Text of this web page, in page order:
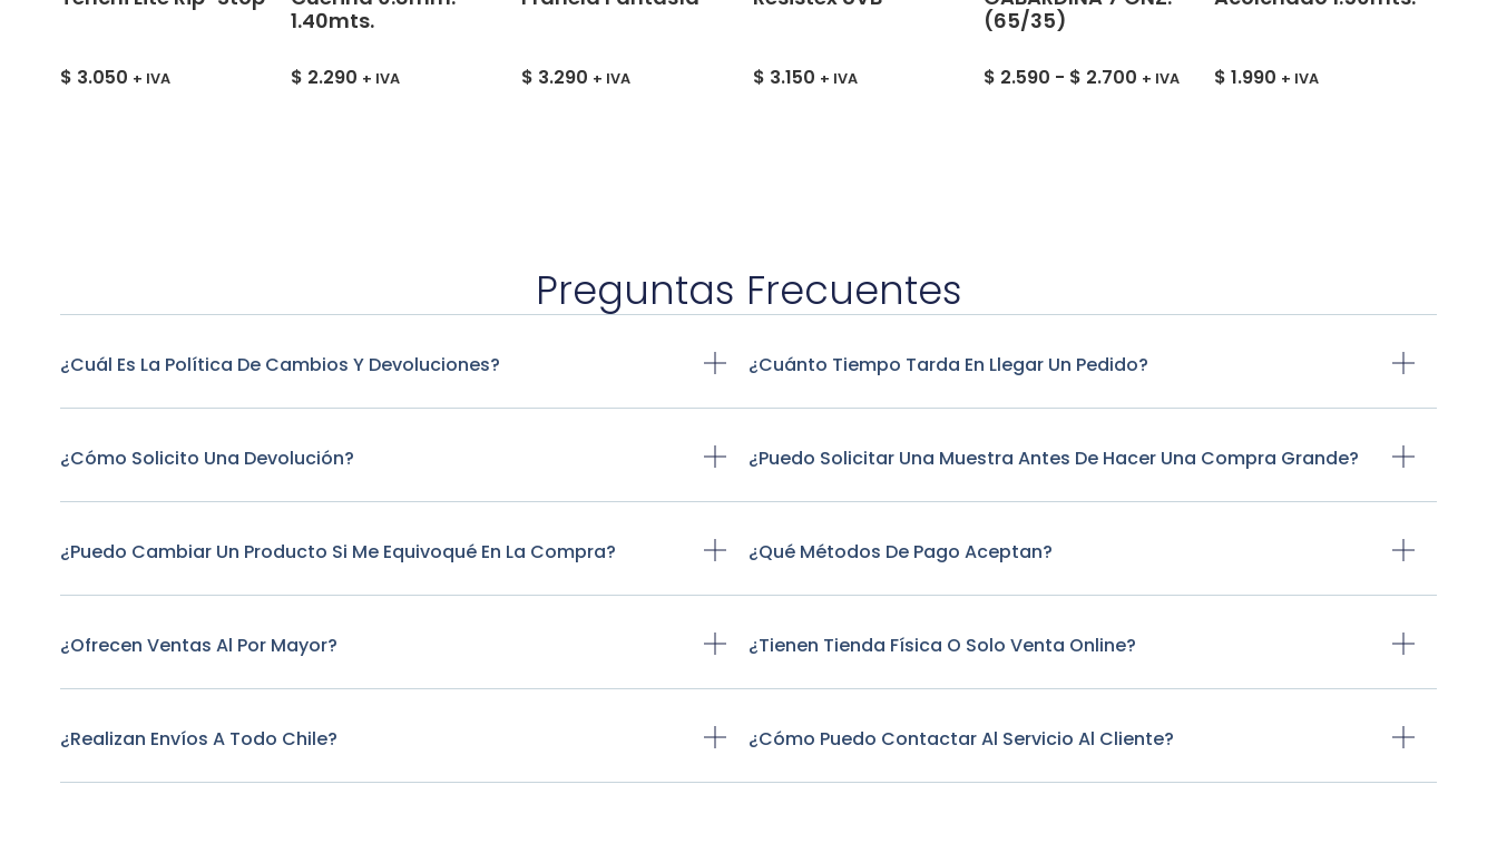
$ 3.050 + IVA
1.40mts.
$ 2.290 + IVA $ 3.290 + IVA $ 3.150 + IVA
(65/35)
$ 2.590 - $ 2.700 + IVA $ 1.990 + IVA
Preguntas Frecuentes
¿Cuál Es La Política De Cambios Y Devoluciones?
¿Cómo Solicito Una Devolución?
¿Puedo Cambiar Un Producto Si Me Equivoqué En La Compra?
¿Ofrecen Ventas Al Por Mayor?
¿Realizan Envíos A Todo Chile?
¿Cuánto Tiempo Tarda En Llegar Un Pedido?
¿Puedo Solicitar Una Muestra Antes De Hacer Una Compra Grande?
¿Qué Métodos De Pago Aceptan?
¿Tienen Tienda Física O Solo Venta Online?
¿Cómo Puedo Contactar Al Servicio Al Cliente?